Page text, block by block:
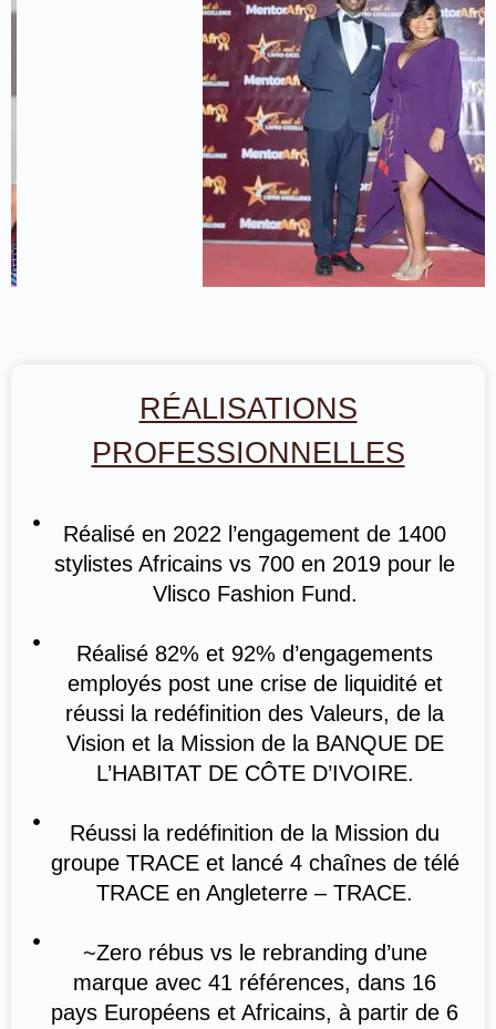
RÉALISATIONS
PROFESSIONNELLES
Réalisé en 2022 l’engagement de 1400
stylistes Africains vs 700 en 2019 pour le
Vlisco Fashion Fund.
Réalisé 82% et 92% d’engagements
employés post une crise de liquidité et
réussi la redéfinition des Valeurs, de la
Vision et la Mission de la BANQUE DE
L’HABITAT DE CÔTE D’IVOIRE.
Réussi la redéfinition de la Mission du
groupe TRACE et lancé 4 chaînes de télé
TRACE en Angleterre – TRACE.
~Zero rébus vs le rebranding d’une
marque avec 41 références, dans 16
pays Européens et Africains, à partir de 6